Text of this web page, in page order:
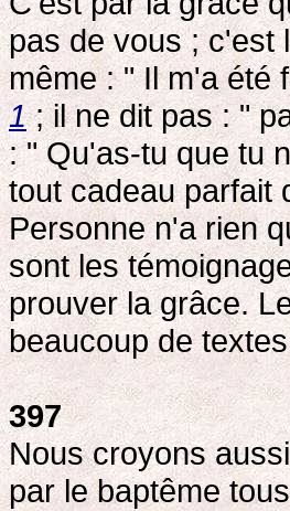
pas de vous ; c'est
même : " Il m'a été
1; il ne dit pas : "
: " Qu'as-tu que tu
tout cadeau parfait
Personne n'a rien
sont les
prouver la grâce.
beaucoup de
397
Nous croyons
par le baptême